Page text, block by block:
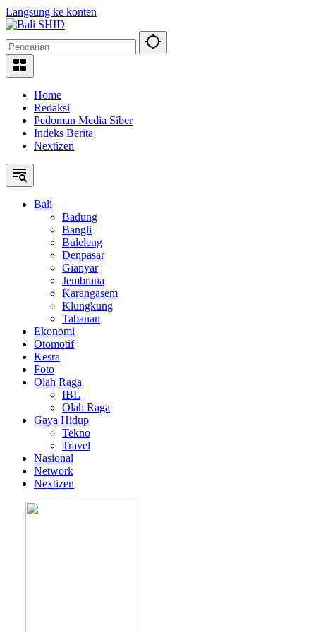
Langsung ke konten
Home
Redaksi
Pedoman Media Siber
Indeks Berita
Nextizen
Bali
Badung
Bangli
Buleleng
Denpasar
Gianyar
Jembrana
Karangasem
Klungkung
Tabanan
Ekonomi
Otomotif
Kesra
Foto
Olah Raga
IBL
Olah Raga
Gaya Hidup
Tekno
Travel
Nasional
Network
Nextizen